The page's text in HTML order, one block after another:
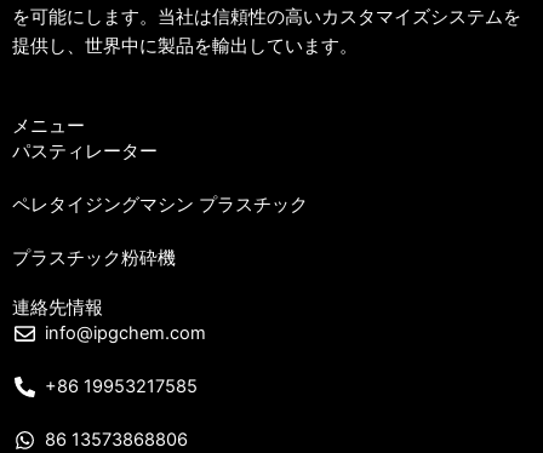
を可能にします。当社は信頼性の高いカスタマイズシステムを
提供し、世界中に製品を輸出しています。
メニュー
パスティレーター
ペレタイジングマシン プラスチック
プラスチック粉砕機
連絡先情報
info@ipgchem.com
+86 19953217585
86 13573868806